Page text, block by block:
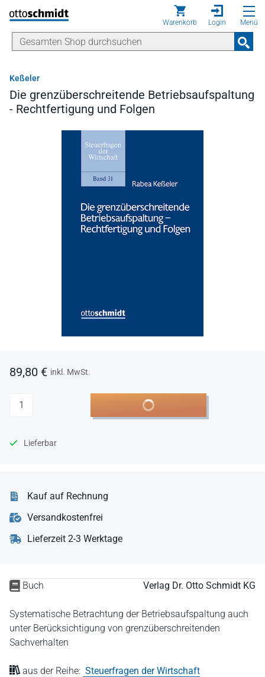
Direkt zum Inhalt
Warenkorb Login Menü
Keßeler
Die grenzüberschreitende Betriebsaufspaltung
- Rechtfertigung und Folgen
Buch Verlag Dr. Otto Schmidt KG
Systematische Betrachtung der Betriebsaufspaltung auch
unter Berücksichtigung von grenzüberschreitenden
Sachverhalten
aus der Reihe: Steuerfragen der Wirtschaft
89,80 € inkl. MwSt.
Anzahl In den Warenkorb
Lieferbar
Kauf auf Rechnung
Versandkostenfrei
Lieferzeit 2-3 Werktage